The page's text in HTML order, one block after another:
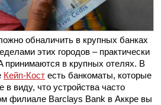
обналичить в крупных банках
этих городов – практически
принимаются в крупных отелях. В
Кейп-Кост есть банкоматы, которые
в виду, что устройства часто
филиале Barclays Bank в Аккре вы